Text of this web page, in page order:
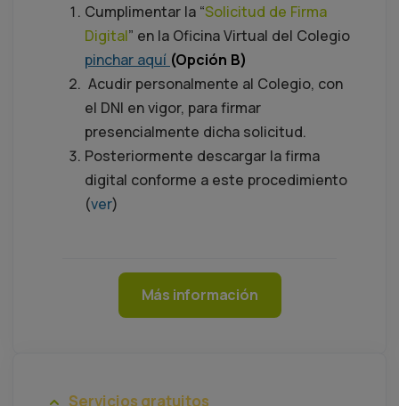
Cumplimentar la “Solicitud de Firma
Digital” en la Oficina Virtual del Colegio
pinchar aquí (Opción B)
Acudir personalmente al Colegio, con
el DNI en vigor, para firmar
presencialmente dicha solicitud.
Posteriormente descargar la firma
digital conforme a este procedimiento
(ver)
Más información
Servicios gratuitos